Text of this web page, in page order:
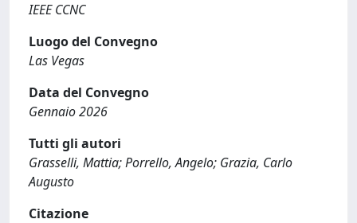
IEEE CCNC
Luogo del Convegno
Las Vegas
Data del Convegno
Gennaio 2026
Tutti gli autori
Grasselli, Mattia; Porrello, Angelo; Grazia, Carlo
Augusto
Citazione